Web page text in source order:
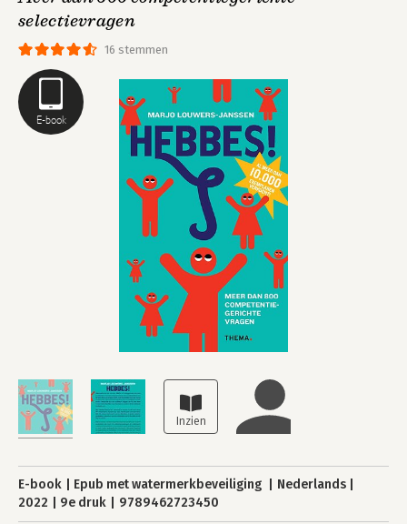
E-book
16 stemmen
selectievragen
E-book Epub met watermerkbeveiliging
Nederlands
2022
9e druk 9789462723450